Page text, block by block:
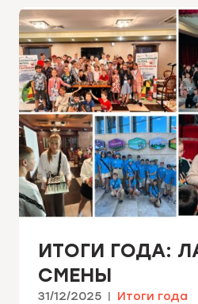
ИТОГИ ГОДА:
СМЕНЫ
31/12/2025 Итоги года